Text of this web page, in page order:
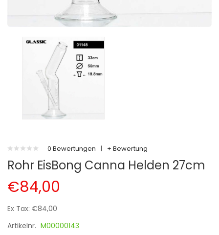
0 Bewertungen | + Bewertung
Rohr EisBong Canna Helden 27cm
€84,00
Ex Tax: €84,00
Artikelnr. M00000143